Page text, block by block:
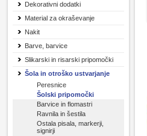
Dekorativni dodatki
Material za okraševanje
Nakit
Barve, barvice
Slikarski in risarski pripomočki
Šola in otroško ustvarjanje
Peresnice
Šolski pripomočki
Barvice in flomastri
Ravnila in šestila
Ostala pisala, markerji,
signirji